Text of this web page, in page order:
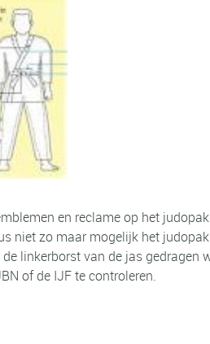
en reclame op het
niet zo maar mogelijk het
linkerborst van de jas gedragen
of de IJF te controleren.